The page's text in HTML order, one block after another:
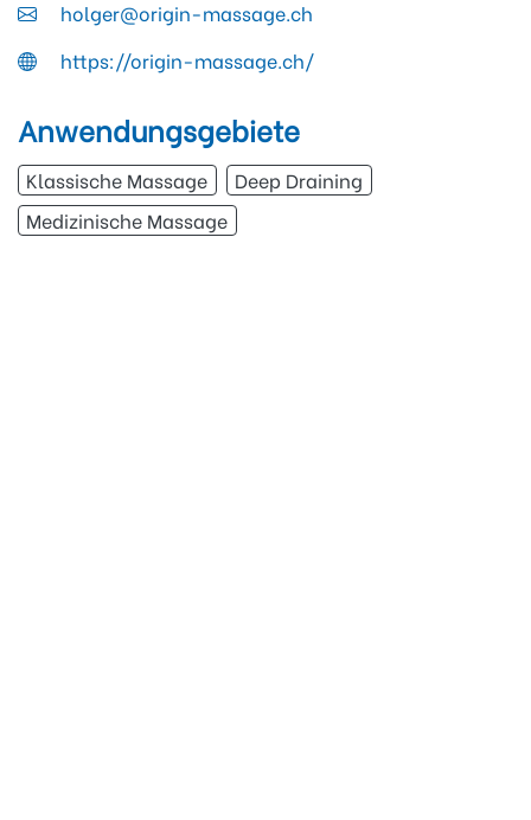
holger@origin-massage.ch
https://origin-massage.ch/
Anwendungsgebiete
Klassische Massage
Deep Draining
Medizinische Massage